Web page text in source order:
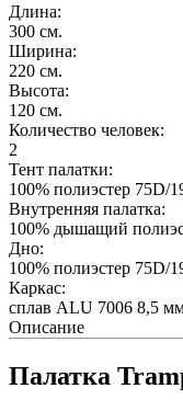
Длина:
300 см.
Ширина:
220 см.
Высота:
120 см.
Количество человек:
2
Тент палатки:
100% полиэстер 75D/
Внутренняя палатка:
100% дышащий
Дно:
100% полиэстер 75D/
Каркас:
сплав ALU 7006 8,5
Описание
Палатка